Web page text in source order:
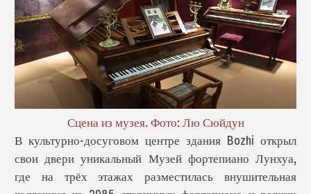
Сцена из музея. Фото: Лю Сюйдун
В культурно-досуговом центре здания Bozhi открыл
свои двери уникальный Музей фортепиано Лунхуа,
где на трёх этажах разместилась внушительная